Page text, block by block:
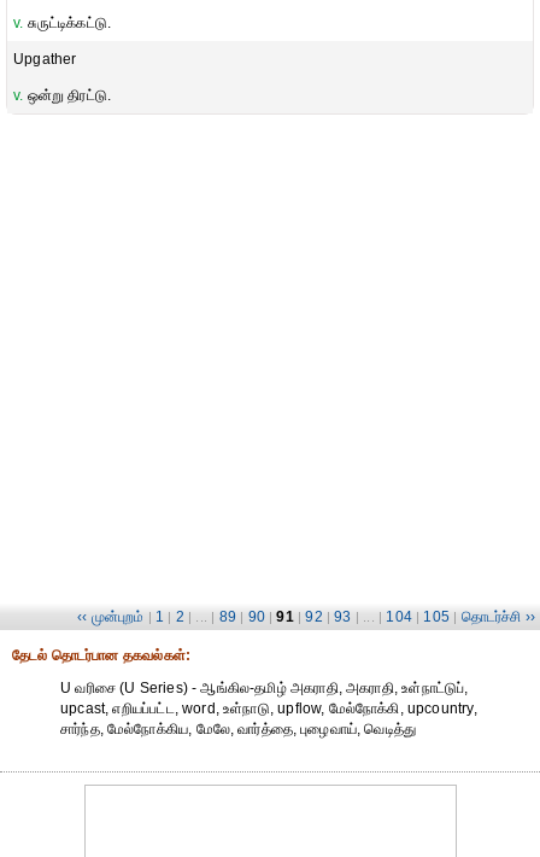
v. சுருட்டிக்கட்டு.
Upgather
v. ஒன்று திரட்டு.
‹‹ முன்புறம் | 1 | 2 | ... | 89 | 90 | 91 | 92 | 93 | ... | 104 | 105 | தொடர்ச்சி ››
தேட‌ல் தொட‌ர்பான தகவ‌ல்க‌ள்:
U வரிசை (U Series) - ஆங்கில-தமிழ் அகராதி, அகராதி, உள்நாட்டுப்,
upcast, எறியப்பட்ட, word, உள்நாடு, upflow, மேல்நோக்கி, upcountry,
சார்ந்த, மேல்நோக்கிய, மேலே, வார்த்தை, புழைவாய், வெடித்து